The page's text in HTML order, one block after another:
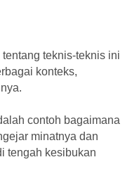
teknis-teknis ini
konteks,
contoh bagaimana
minatnya dan
tengah kesibukan